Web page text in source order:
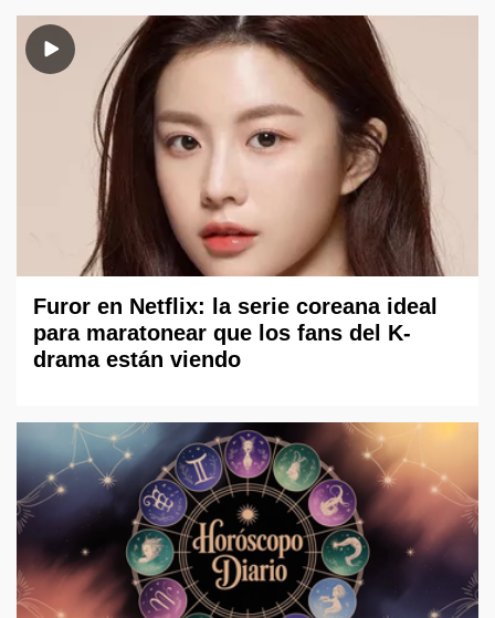
Furor en Netflix: la serie coreana ideal
para maratonear que los fans del K-
drama están viendo